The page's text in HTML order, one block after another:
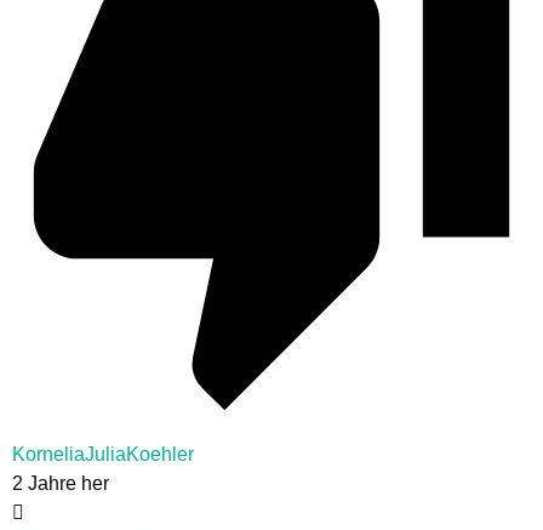
KorneliaJuliaKoehler
2 Jahre her